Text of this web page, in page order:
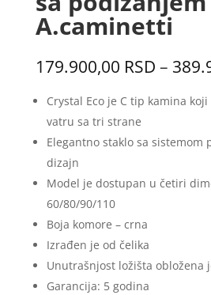
A.caminetti
179.900,00 RSD –
Crystal Eco je C tip kamina
vatru sa tri strane
Elegantno staklo sa sistemom
dizajn
Model je dostupan u četiri
60/80/90/110
Boja komore – crna
Izrađen je od čelika
Unutrašnjost ložišta obložena
Garancija: 5 godina